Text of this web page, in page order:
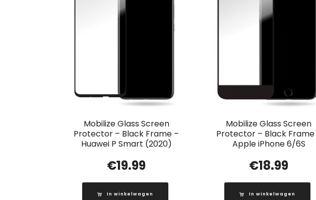
Mobilize Glass Screen
Protector – Black Frame –
Huawei P Smart (2020)
€19.99
In winkelwagen
Mobilize Glass Screen
Protector – Black Frame
Apple iPhone 6/6S
€18.99
In winkelwagen